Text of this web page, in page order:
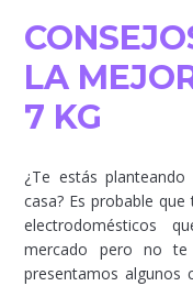
LA
7 KG
¿Te estás
casa? Es probable
electrodomésticos
mercado pero no te
presentamos algunos